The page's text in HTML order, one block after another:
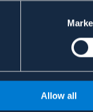
Allow all